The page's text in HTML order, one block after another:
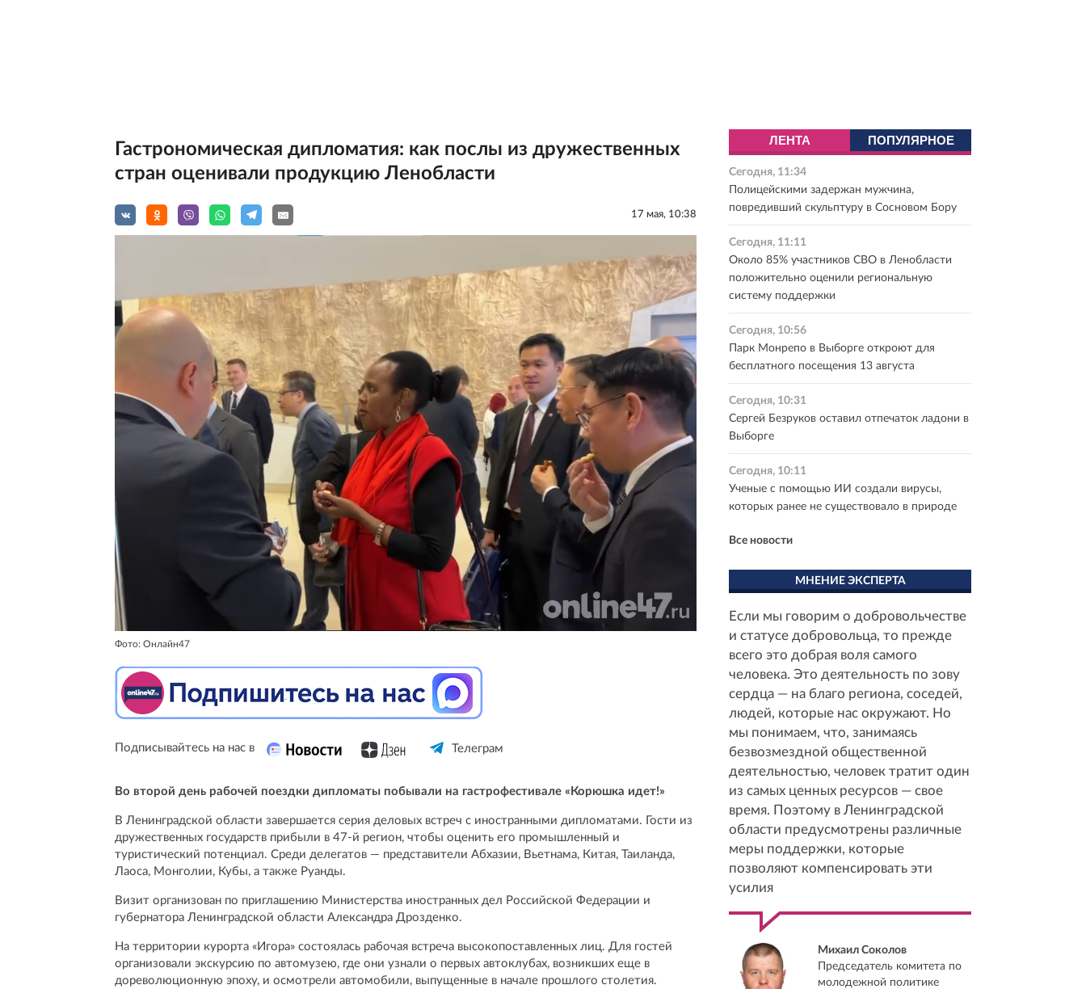
Гастрономическая дипломатия: как послы из дружественных
стран оценивали продукцию Ленобласти
17 мая, 10:38
Фото: Онлайн47
Подписывайтесь на нас в Телеграм
Во второй день рабочей поездки дипломаты побывали на гастрофестивале «Корюшка идет!»
В Ленинградской области завершается серия деловых встреч с иностранными дипломатами. Гости из
дружественных государств прибыли в 47-й регион, чтобы оценить его промышленный и
туристический потенциал. Среди делегатов — представители Абхазии, Вьетнама, Китая, Таиланда,
Лаоса, Монголии, Кубы, а также Руанды.
Визит организован по приглашению Министерства иностранных дел Российской Федерации и
губернатора Ленинградской области Александра Дрозденко.
На территории курорта «Игора» состоялась рабочая встреча высокопоставленных лиц. Для гостей
организовали экскурсию по автомузею, где они узнали о первых автоклубах, возникших еще в
дореволюционную эпоху, и осмотрели автомобили, выпущенные в начале прошлого столетия.
ЛЕНТА ПОПУЛЯРНОЕ
Сегодня, 11:34
Полицейскими задержан мужчина,
повредивший скульптуру в Сосновом Бору
Сегодня, 11:11
Около 85% участников СВО в Ленобласти
положительно оценили региональную
систему поддержки
Сегодня, 10:56
Парк Монрепо в Выборге откроют для
бесплатного посещения 13 августа
Сегодня, 10:31
Сергей Безруков оставил отпечаток ладони в
Выборге
Сегодня, 10:11
Ученые с помощью ИИ создали вирусы,
которых ранее не существовало в природе
Все новости
МНЕНИЕ ЭКСПЕРТА
Если мы говорим о добровольчестве
и статусе добровольца, то прежде
всего это добрая воля самого
человека. Это деятельность по зову
сердца — на благо региона, соседей,
людей, которые нас окружают. Но
мы понимаем, что, занимаясь
безвозмездной общественной
деятельностью, человек тратит один
из самых ценных ресурсов — свое
время. Поэтому в Ленинградской
области предусмотрены различные
меры поддержки, которые
позволяют компенсировать эти
усилия
Михаил Соколов
Председатель комитета по
молодежной политике